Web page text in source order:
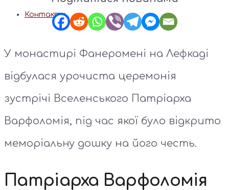
Контакти
У монастирі Фанеромені на Лефкаді
відбулася урочиста церемонія
зустрічі Вселенського Патріарха
Варфоломія, під час якої було відкрито
меморіальну дошку на його честь.
Патріарха Варфоломія